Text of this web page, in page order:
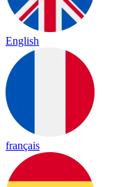
English
français